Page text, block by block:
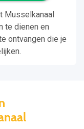
Musselkanaal
te dienen en
ontvangen die je